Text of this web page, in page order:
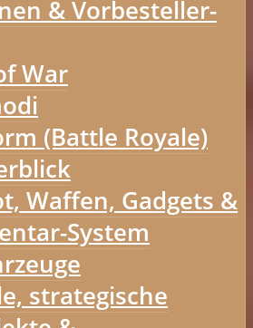
& Vorbesteller-
War
(Battle Royale)
Waffen, Gadgets &
System
strategische